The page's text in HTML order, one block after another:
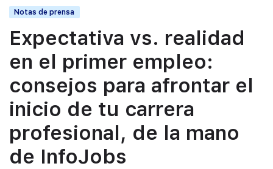
Notas de prensa
Expectativa vs. realidad
en el primer empleo:
consejos para afrontar el
inicio de tu carrera
profesional, de la mano
de InfoJobs